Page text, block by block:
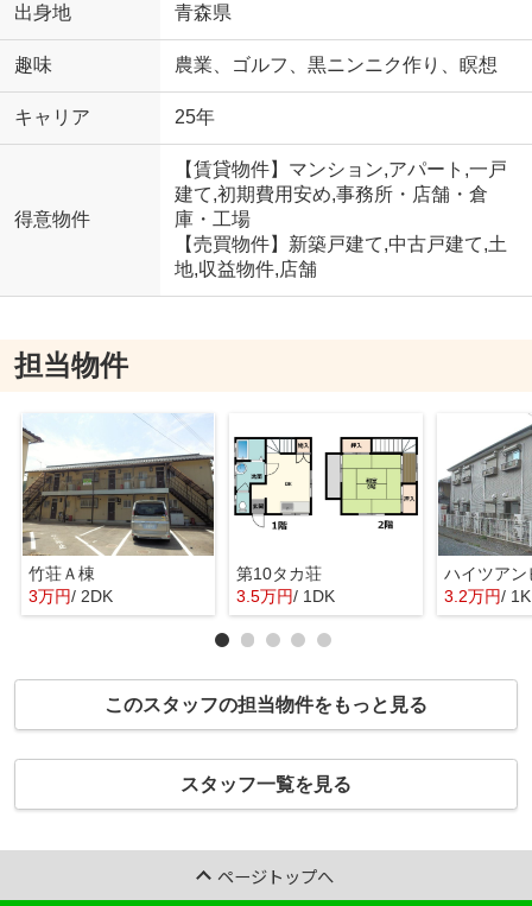
出身地 青森県
趣味 農業、ゴルフ、黒ニンニク作り、瞑想
キャリア 25年
得意物件
【賃貸物件】マンション,アパート,一戸
建て,初期費用安め,事務所・店舗・倉
庫・工場
【売買物件】新築戸建て,中古戸建て,土
地,収益物件,店舗
担当物件
竹荘Ａ棟
3万円/ 2DK
第10タカ荘
3.5万円/ 1DK
ハイツアン
3.2万円/ 1K
このスタッフの担当物件をもっと見る
スタッフ一覧を見る
ページトップへ